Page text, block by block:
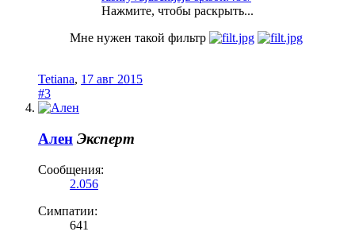
Нажмите, чтобы раскрыть...
Мне нужен такой фильтр
Tetiana, 17 авг 2015
#3
Ален Эксперт
Сообщения:
2.056
Симпатии:
641